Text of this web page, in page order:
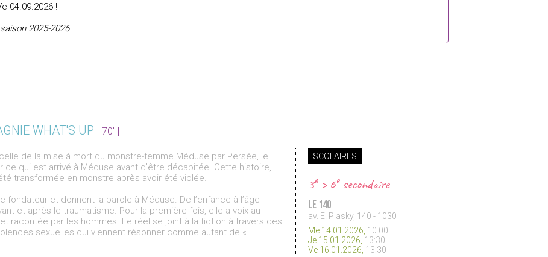
04.09.2026 !
2025-2026
WHAT'S UP [ 70' ]
de la mise à mort du monstre-femme Méduse par Persée, le
ce qui est arrivé à Méduse avant d’être décapitée. Cette histoire,
transformée en monstre après avoir été violée.
et donnent la parole à Méduse. De l’enfance à l’âge
et après le traumatisme. Pour la première fois, elle a voix au
racontée par les hommes. Le réel se joint à la fiction à travers des
sexuelles qui viennent résonner comme autant de «
SCOLAIRES
3e> 6esecondaire
Le 140
av. E. Plasky, 140 - 1030
Me 14.01.2026, 10:00
Je 15.01.2026, 13:30
Ve 16.01.2026, 13:30